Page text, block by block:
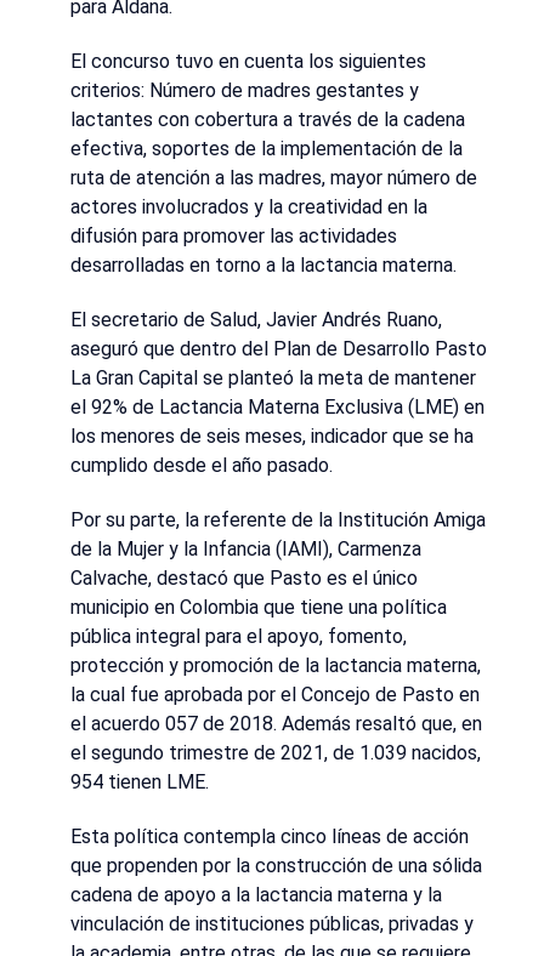
para Aldana.
El concurso tuvo en cuenta los siguientes
criterios: Número de madres gestantes y
lactantes con cobertura a través de la cadena
efectiva, soportes de la implementación de la
ruta de atención a las madres, mayor número de
actores involucrados y la creatividad en la
difusión para promover las actividades
desarrolladas en torno a la lactancia materna.
El secretario de Salud, Javier Andrés Ruano,
aseguró que dentro del Plan de Desarrollo Pasto
La Gran Capital se planteó la meta de mantener
el 92% de Lactancia Materna Exclusiva (LME) en
los menores de seis meses, indicador que se ha
cumplido desde el año pasado.
Por su parte, la referente de la Institución Amiga
de la Mujer y la Infancia (IAMI), Carmenza
Calvache, destacó que Pasto es el único
municipio en Colombia que tiene una política
pública integral para el apoyo, fomento,
protección y promoción de la lactancia materna,
la cual fue aprobada por el Concejo de Pasto en
el acuerdo 057 de 2018. Además resaltó que, en
el segundo trimestre de 2021, de 1.039 nacidos,
954 tienen LME.
Esta política contempla cinco líneas de acción
que propenden por la construcción de una sólida
cadena de apoyo a la lactancia materna y la
vinculación de instituciones públicas, privadas y